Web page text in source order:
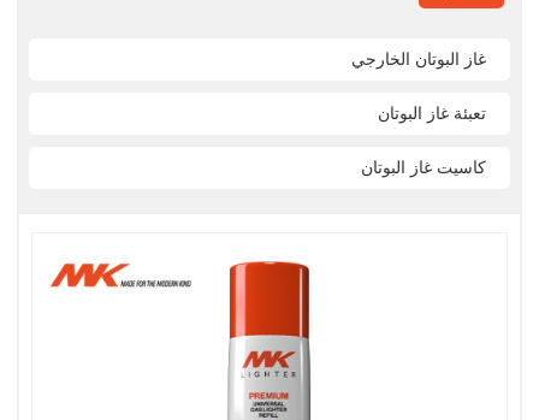
غاز البوتان الخارجي
تعبئة غاز البوتان
كاسيت غاز البوتان